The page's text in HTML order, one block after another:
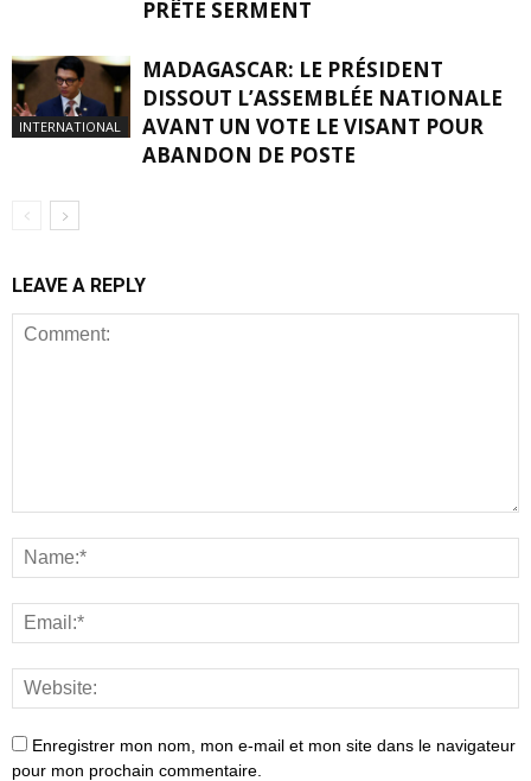
PRÊTE SERMENT
INTERNATIONAL
MADAGASCAR: LE PRÉSIDENT
DISSOUT L’ASSEMBLÉE NATIONALE
AVANT UN VOTE LE VISANT POUR
ABANDON DE POSTE
LEAVE A REPLY
Enregistrer mon nom, mon e-mail et mon site dans le navigateur
pour mon prochain commentaire.